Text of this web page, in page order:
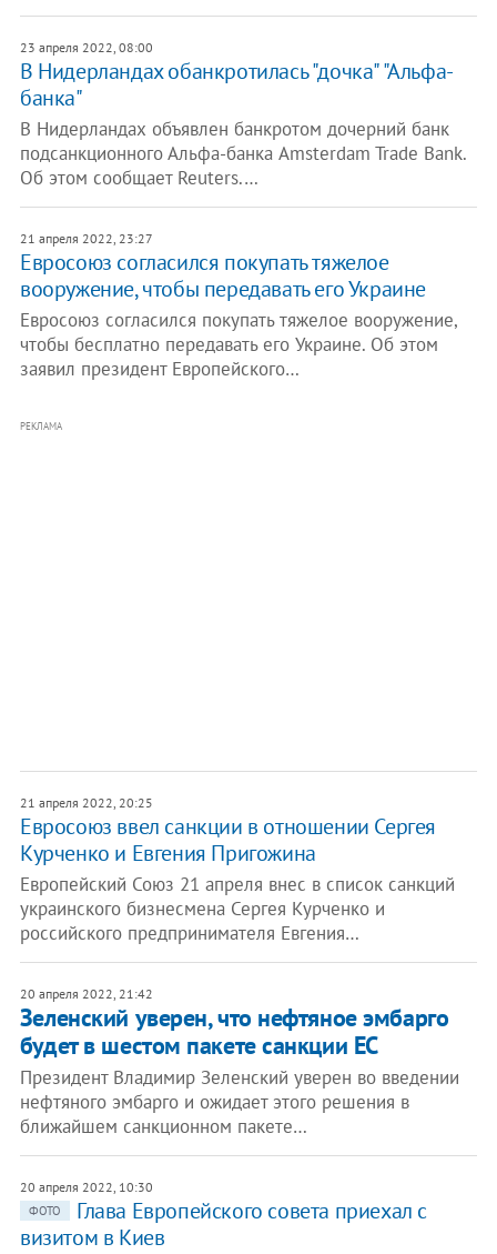
23 апреля 2022, 08:00
В Нидерландах обанкротилась "дочка" "Альфа-
банка"
В Нидерландах объявлен банкротом дочерний банк
подсанкционного Альфа-банка Amsterdam Trade Bank.
Об этом сообщает Reuters.…
21 апреля 2022, 23:27
Евросоюз согласился покупать тяжелое
вооружение, чтобы передавать его Украине
Евросоюз согласился покупать тяжелое вооружение,
чтобы бесплатно передавать его Украине. Об этом
заявил президент Европейского…
РЕКЛАМА
21 апреля 2022, 20:25
Евросоюз ввел санкции в отношении Сергея
Курченко и Евгения Пригожина
Европейский Союз 21 апреля внес в список санкций
украинского бизнесмена Сергея Курченко и
российского предпринимателя Евгения…
20 апреля 2022, 21:42
​Зеленский уверен, что нефтяное эмбарго
будет в шестом пакете санкции ЕС
Президент Владимир Зеленский уверен во введении
нефтяного эмбарго и ожидает этого решения в
ближайшем санкционном пакете…
20 апреля 2022, 10:30
ФОТО
Глава Европейского совета приехал с
визитом в Киев